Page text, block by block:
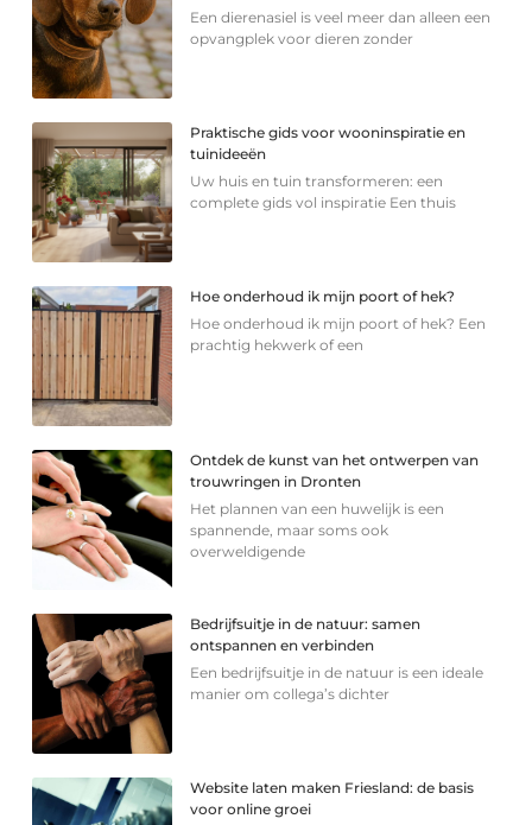
Een dierenasiel is veel meer dan alleen een
opvangplek voor dieren zonder
Praktische gids voor wooninspiratie en
tuinideeën
Uw huis en tuin transformeren: een
complete gids vol inspiratie Een thuis
Hoe onderhoud ik mijn poort of hek?
Hoe onderhoud ik mijn poort of hek? Een
prachtig hekwerk of een
Ontdek de kunst van het ontwerpen van
trouwringen in Dronten
Het plannen van een huwelijk is een
spannende, maar soms ook
overweldigende
Bedrijfsuitje in de natuur: samen
ontspannen en verbinden
Een bedrijfsuitje in de natuur is een ideale
manier om collega’s dichter
Website laten maken Friesland: de basis
voor online groei